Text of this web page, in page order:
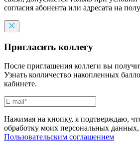
согласия абонента или адресата на
Пригласить коллегу
После приглашения коллеги вы
Узнать колличество накопленных
кабинете.
Нажимая на кнопку, я подтверждаю,
обработку моих персональных данных,
Пользовательским соглашением